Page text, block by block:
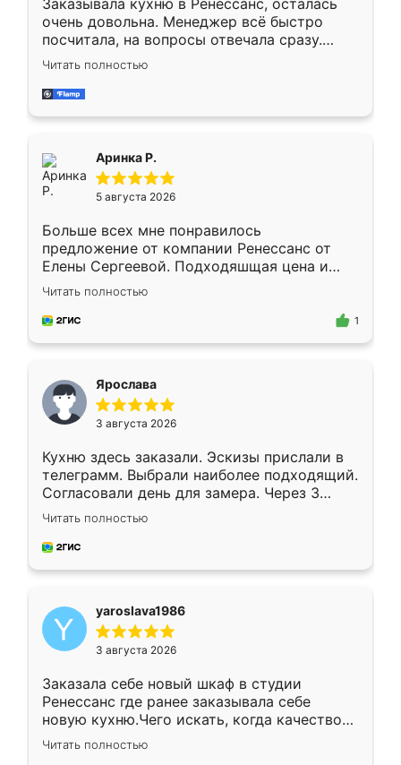
Заказывала кухню в Ренессанс, осталась
очень довольна. Менеджер всё быстро
посчитала, на вопросы отвечала сразу.
Замерщик приехал в субботу, подошёл к
делу со всей ответственностью. Собрали
за день, ребята работали аккуратно, даже
Читать полностью
Аринка Р.
5 августа 2026
Больше всех мне понравилось
предложение от компании Ренессанс от
Елены Сергеевой. Подходяшщая цена и
короткие сроки изготовления. Приехавший
для замера сотрудник Владислав
предложил по моему эскизу самый
Читать полностью
1
Ярослава
3 августа 2026
Кухню здесь заказали. Эскизы прислали в
телеграмм. Выбрали наиболее подходящий.
Согласовали день для замера. Через 3
недели кухня была уже готова. Остались
довольны работой. Спасибо Ренессанс
мебель за качественную работу!
Читать полностью
yaroslava1986
3 августа 2026
Заказала себе новый шкаф в студии
Ренессанс где ранее заказывала себе
новую кухню.Чего искать, когда качеством
вполне довольна. Служит кухня уже почти
два года, нареканий нет.
Читать полностью